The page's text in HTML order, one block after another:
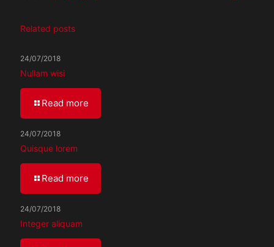
Related posts
24/07/2018
Nullam wisi
Read more
24/07/2018
Quisque lorem
Read more
24/07/2018
Integer aliquam